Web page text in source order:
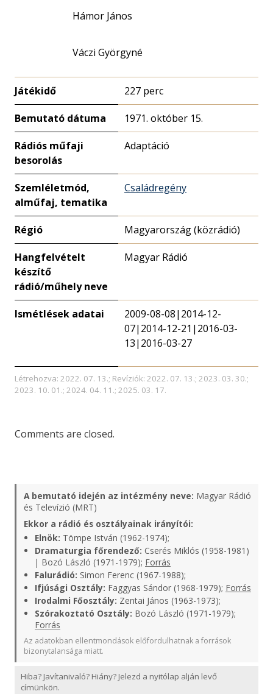
Hámor János
Váczi Györgyné
Játékidő 227 perc
Bemutató dátuma 1971. október 15.
Rádiós műfaji
besorolás
Adaptáció
Szemléletmód,
alműfaj, tematika
Családregény
Régió Magyarország (közrádió)
Hangfelvételt
készítő
rádió/műhely neve
Magyar Rádió
Ismétlések adatai
2009-08-08|2014-12-
07|2014-12-21|2016-03-
13|2016-03-27
Létrehozva: 2022. 07. 13.; Revíziók: 2022. 07. 13.; 2023. 03. 30.;
2023. 10. 01.; 2024. 04. 11.; 2025. 03. 17.
Comments are closed.
A bemutató idején az intézmény neve: Magyar Rádió
és Televízió (MRT)
Ekkor a rádió és osztályainak irányítói:
Elnök: Tömpe István (1962-1974);
Dramaturgia főrendező: Cserés Miklós (1958-1981)
| Bozó László (1971-1979); Forrás
Falurádió: Simon Ferenc (1967-1988);
Ifjúsági Osztály: Faggyas Sándor (1968-1979); Forrás
Irodalmi Főosztály: Zentai János (1963-1973);
Szórakoztató Osztály: Bozó László (1971-1979);
Forrás
Az adatokban ellentmondások előfordulhatnak a források
bizonytalansága miatt.
Hiba? Javítanivaló? Hiány? Jelezd a nyitólap alján levő
címünkön.